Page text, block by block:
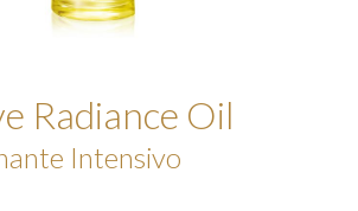
Radiance Oil
Intensivo